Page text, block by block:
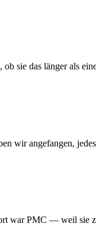
sie das länger als
wir angefangen,
PMC — weil sie